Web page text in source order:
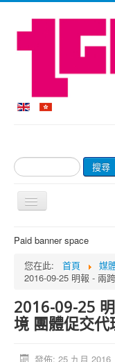
搜
尋...
搜尋
切
覽
首頁
關於我們
網上商店及付款
輔導服務
活動消息
資料庫
Paid banner space
您在此:
首頁 媒
2016-09-25 明報 - 兩
2016-09-25
境 團體促交代
發佈: 25 九月 2016